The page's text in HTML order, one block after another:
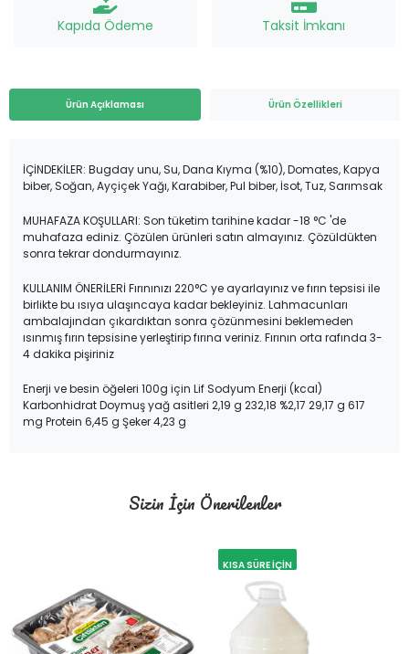
Kapıda Ödeme Taksit İmkanı
Ürün Açıklaması Ürün Özellikleri
İÇİNDEKİLER: Bugday unu, Su, Dana Kıyma (%10), Domates, Kapya
biber, Soğan, Ayçiçek Yağı, Karabiber, Pul biber, İsot, Tuz, Sarımsak
MUHAFAZA KOŞULLARI: Son tüketim tarihine kadar -18 °C 'de
muhafaza ediniz. Çözülen ürünleri satın almayınız. Çözüldükten
sonra tekrar dondurmayınız.
KULLANIM ÖNERİLERİ Fırınınızı 220°C ye ayarlayınız ve fırın tepsisi ile
birlikte bu ısıya ulaşıncaya kadar bekleyiniz. Lahmacunları
ambalajından çıkardıktan sonra çözünmesini beklemeden
ısınmış fırın tepsisine yerleştirip fırına veriniz. Fırının orta rafında 3-
4 dakika pişiriniz
Enerji ve besin öğeleri 100g için Lif Sodyum Enerji (kcal)
Karbonhidrat Doymuş yağ asitleri 2,19 g 232,18 %2,17 29,17 g 617
mg Protein 6,45 g Şeker 4,23 g
Sizin İçin Önerilenler
KISA SÜRE İÇİN